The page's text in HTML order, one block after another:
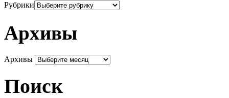
Рубрики
Архивы
Архивы
Поиск